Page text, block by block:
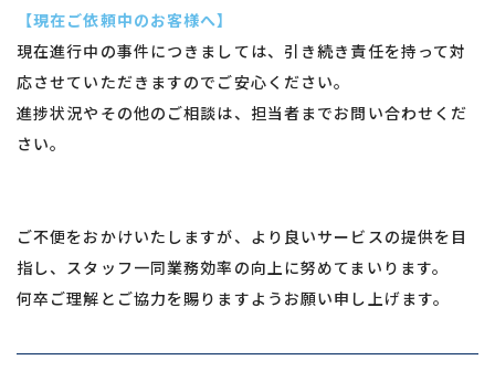
【現在ご依頼中のお客様へ】
現在進行中の事件につきましては、引き続き責任を持って対
応させていただきますのでご安心ください。
進捗状況やその他のご相談は、担当者までお問い合わせくだ
さい。
ご不便をおかけいたしますが、より良いサービスの提供を目
指し、スタッフ一同業務効率の向上に努めてまいります。
何卒ご理解とご協力を賜りますようお願い申し上げます。